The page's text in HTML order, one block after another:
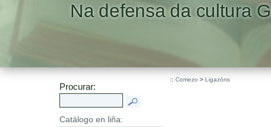
Na defensa da cultura
Procurar:
Catálogo en liña:
:: Comezo > Ligazóns